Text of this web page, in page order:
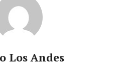
Los Andes